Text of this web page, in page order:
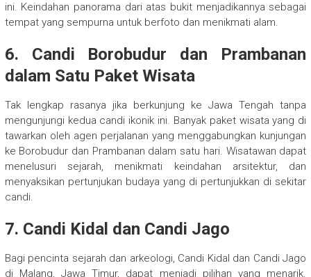
ini. Keindahan panorama dari atas bukit menjadikannya sebagai
tempat yang sempurna untuk berfoto dan menikmati alam.
6. Candi Borobudur dan Prambanan
dalam Satu Paket Wisata
Tak lengkap rasanya jika berkunjung ke Jawa Tengah tanpa
mengunjungi kedua candi ikonik ini. Banyak paket wisata yang di
tawarkan oleh agen perjalanan yang menggabungkan kunjungan
ke Borobudur dan Prambanan dalam satu hari. Wisatawan dapat
menelusuri sejarah, menikmati keindahan arsitektur, dan
menyaksikan pertunjukan budaya yang di pertunjukkan di sekitar
candi.
7. Candi Kidal dan Candi Jago
Bagi pencinta sejarah dan arkeologi, Candi Kidal dan Candi Jago
di Malang, Jawa Timur, dapat menjadi pilihan yang menarik.